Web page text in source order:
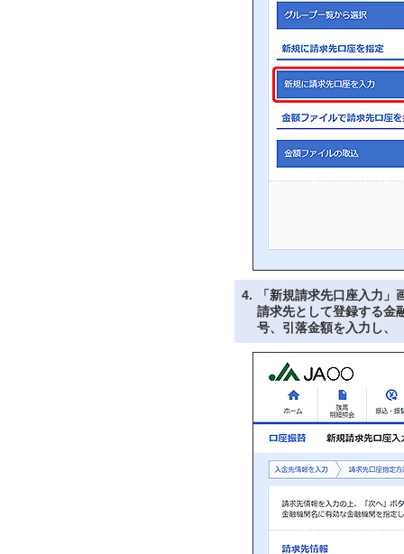
4.
「新規請求先口座入力
請求先として登録する金
号、引落金額を入力し、